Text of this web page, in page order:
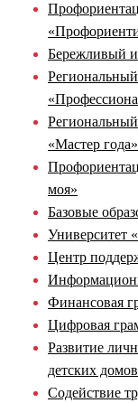
Бережливый
«Мастер года»
моя»
Базовые
Университет
Центр
Финансовая
Цифровая
Развитие
детских домов
Содействие